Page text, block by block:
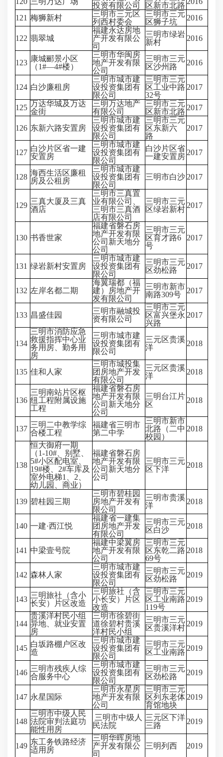
投资有限公司
区新市北路
121 梅狮新村
三明市三元区
列西村委会
三明市三元
区狮子坑
2016
122 翡翠城
福建永达房地
产开发有限公
司
三明市绿岩
新村
2016
123 康城郦景小区
（1#—4#楼）
三明市华闽房
地产开发有限
公司
三明市三元
区沙州路
2016
124 白沙廉租房
三明市城市建
设投资集团有
限公司
三明市三元
区工业中路
32号
2017
125 万达华城及万达
金街
三明万达地产
有限公司
三明市三元
区新市北路 2017
126 东新六路安置房
三明市城市建
设投资集团有
限公司
三明市三元
区东新六
路
2017
127 白沙片区省一建
安置房
三明市城市建
设投资集团有
限公司
白沙片区省
一建安置房 2017
128 海西生活区廉租
房及公租房
三明市城市建
设投资集团有
限公司
三明市白沙 2017
129 三真大厦及三真
酒店
三明市三真置
业有限公司、
三明市三真酒
店有限公司
三明市三元
区绿岩新村 2017
130 书香世家
福建省磐石房
地产开发有限
公司新天地分
公司
三明市三元
区育才路6
号
2017
131 绿岩新村安置房
三明市城市建
设投资集团有
限公司
三明市三元
区劲松路
2017
132 左岸名都二期
海翼瑞都（福
建）房地产开
发有限公司
三明市新市
南路309号
2017
133 昌盛佳园
三明市融城投
资有限公司
三明市三元
区富兴堡永
兴路
2017
134
三明市消防应急
救援指挥中心业
务用房、勤务用
房
三明市城市建
设投资集团有
限公司
三元区贵溪
洋
2018
135 佳和人家
三明市城投集
团房地产开发
有限公司
三元区贵溪
洋
2018
136
三明南站片区枢
纽工程附属设施
工程
福建省磐石房
地产开发有限
公司新天地分
公司
三明台江片
区
2018
137 三明二中教学综
合楼工程
福建省三明市
第二中学
三明市新市
北路（二中
校园）
2018
138
恒大御府一期
（1-10#、别墅、
5#小区配电室、
19#楼、2#车库及
室外电梯1、2、
幼儿园、商业）
福建省磐石房
地产开发有限
公司新天地分
公司
三明市三元
区下洋
2018
139 碧桂园三期
三明市碧桂园
房地产开发有
限公司
三明市贵溪
洋
2018
140 一建·西江悦
福建省一建集
团房地产开发
有限公司
三明市三元
区白沙
2018
141 中梁壹号院
福建中梁翼房
地产开发有限
公司
三明市三元
区东乾二路
69号
2018
142 森林人家
三明市城市建
设投资集团有
限公司
三明市三元
区劲松路
2019
143 三明旅社（含小
长安）片区改造
三明旅社（含
小长安）片区
改造
三明市三元
区工业南路
119号
2019
144
贵溪洋村民小组
异地、就业安置
房
三明市徐碧街
道徐碧村贵溪
洋村民小组
三明市三元
区贵溪洋村 2019
145 白坂路棚户区改
造
三明市城市建
设投资集团有
限公司
三明市三元
区工业南路 2019
146 三明市残疾人综
合服务中心
三明市城市建
设投资集团有
限公司
三明市三元
区劲松路
2019
147 永星国际
三明市永星房
地产开发有限
公司
三明市三元
区列东老体
育馆地块
2019
148
三明市中级人民
法院审判法庭功
能性用房
三明市中级人
民法院
三元区下洋
三路
2019
149 东工务铁路经济
适用房
三明华晖房地
产开发有限公
司
三明列西 2019